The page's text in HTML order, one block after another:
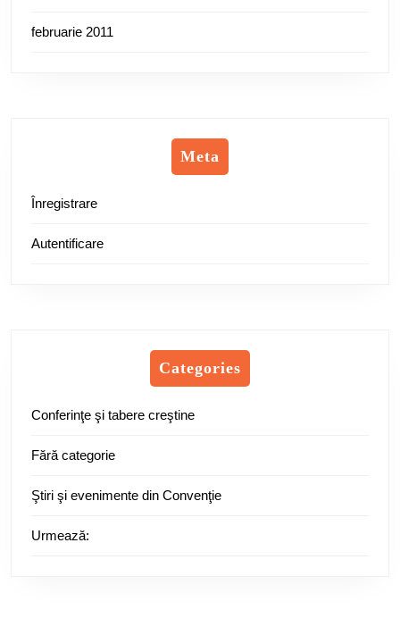
februarie 2011
Meta
Înregistrare
Autentificare
Categories
Conferinţe şi tabere creştine
Fără categorie
Ştiri şi evenimente din Convenţie
Urmează: